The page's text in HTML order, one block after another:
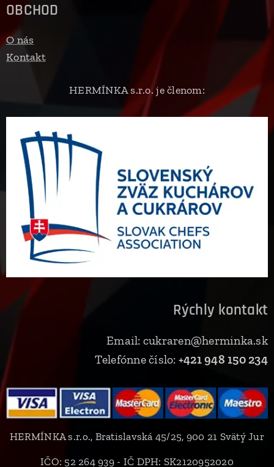
OBCHOD
O nás
Kontakt
HERMÍNKA s.r.o. je členom:
Rýchly kontakt
Email: cukraren@herminka.sk
Telefónne číslo: +421 948 150 234
HERMÍNKA s.r.o., Bratislavská 45/25, 900 21 Svätý Jur
IČO: 52 264 939 - IČ DPH: SK2120952020